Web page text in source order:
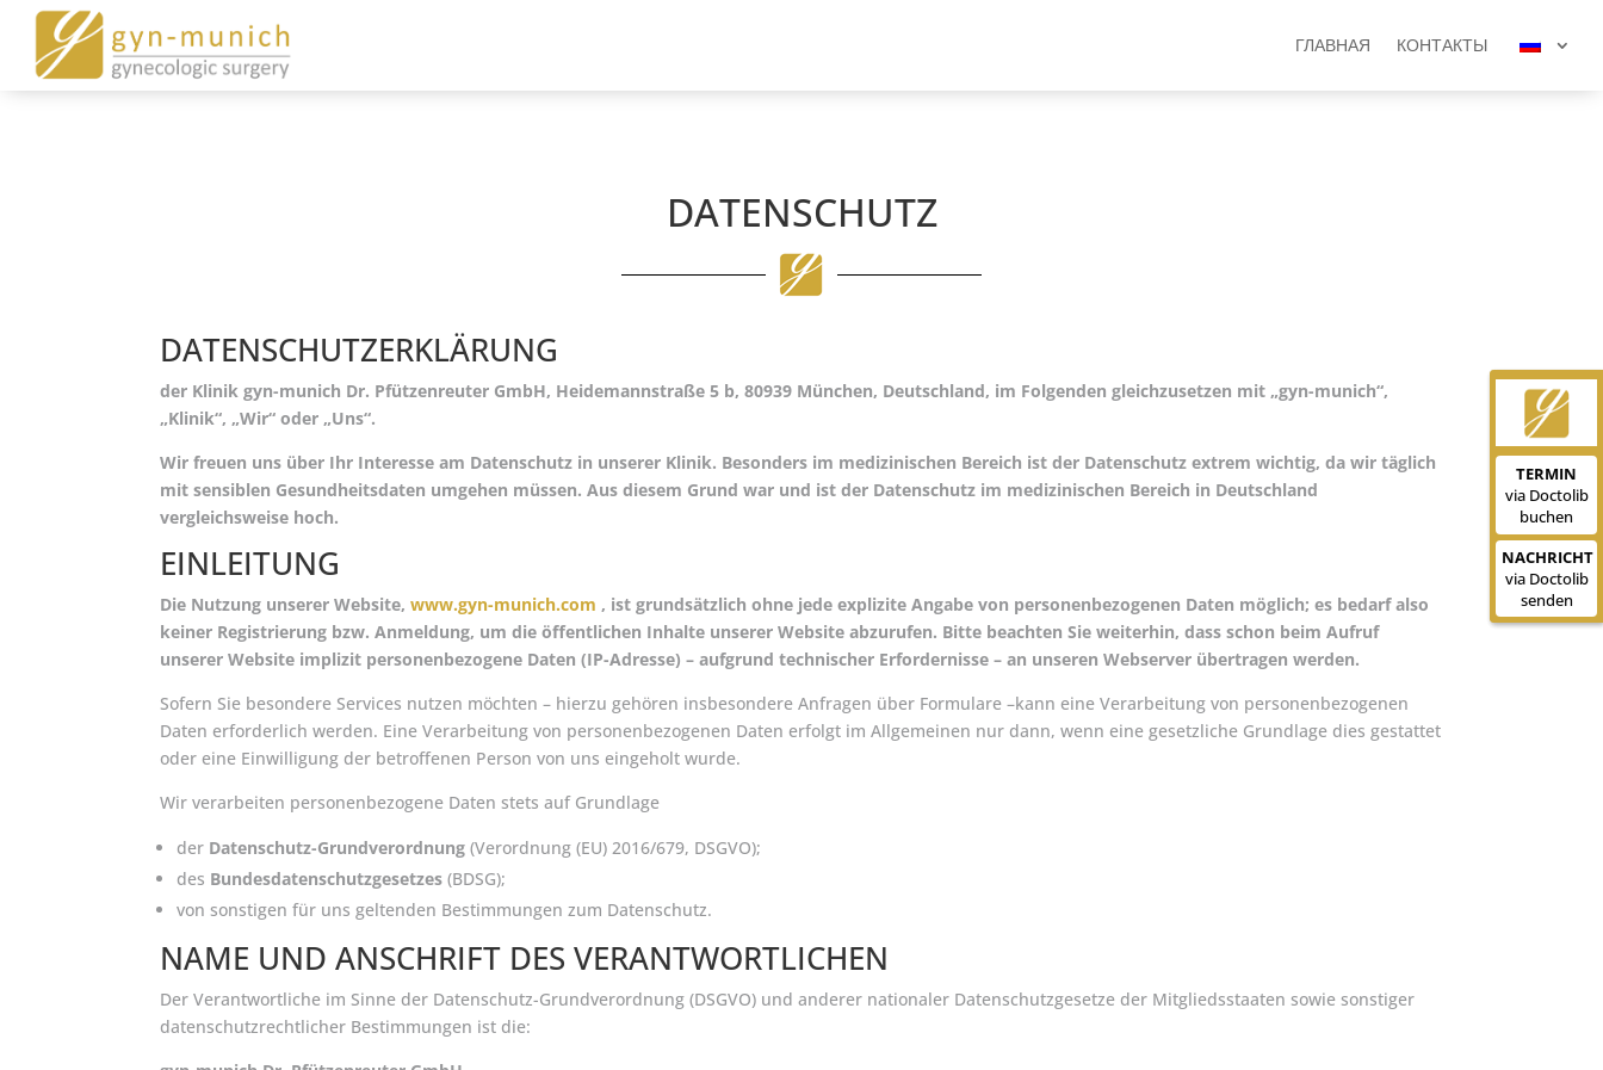
ГЛАВНАЯ КОНТАКТЫ
ГЛАВНАЯ КОНТАКТЫ
DATENSCHUTZ
DATENSCHUTZERKLÄRUNG
der Klinik gyn-munich Dr. Pfützenreuter GmbH, Heidemannstraße 5 b, 80939 München, Deutschland, im Folgenden gleichzusetzen mit „gyn-munich“,
„Klinik“, „Wir“ oder „Uns“.
Wir freuen uns über Ihr Interesse am Datenschutz in unserer Klinik. Besonders im medizinischen Bereich ist der Datenschutz extrem wichtig, da wir täglich
mit sensiblen Gesundheitsdaten umgehen müssen. Aus diesem Grund war und ist der Datenschutz im medizinischen Bereich in Deutschland
vergleichsweise hoch.
EINLEITUNG
Die Nutzung unserer Website,www.gyn-munich.com , ist grundsätzlich ohne jede explizite Angabe von personenbezogenen Daten möglich; es bedarf also
keiner Registrierung bzw. Anmeldung, um die öffentlichen Inhalte unserer Website abzurufen. Bitte beachten Sie weiterhin, dass schon beim Aufruf
unserer Website implizit personenbezogene Daten (IP-Adresse) – aufgrund technischer Erfordernisse – an unseren Webserver übertragen werden.
Sofern Sie besondere Services nutzen möchten – hierzu gehören insbesondere Anfragen über Formulare –kann eine Verarbeitung von personenbezogenen
Daten erforderlich werden. Eine Verarbeitung von personenbezogenen Daten erfolgt im Allgemeinen nur dann, wenn eine gesetzliche Grundlage dies gestattet
oder eine Einwilligung der betroffenen Person von uns eingeholt wurde.
Wir verarbeiten personenbezogene Daten stets auf Grundlage
der Datenschutz-Grundverordnung (Verordnung (EU) 2016/679, DSGVO);
des Bundesdatenschutzgesetzes (BDSG);
von sonstigen für uns geltenden Bestimmungen zum Datenschutz.
NAME UND ANSCHRIFT DES VERANTWORTLICHEN
Der Verantwortliche im Sinne der Datenschutz-Grundverordnung (DSGVO) und anderer nationaler Datenschutzgesetze der Mitgliedsstaaten sowie sonstiger
datenschutzrechtlicher Bestimmungen ist die:
TERMIN
via Doctolib
buchen
NACHRICHT
via Doctolib
senden
TERMIN
via Doctolib
buchen
NACHRICHT
via Doctolib
senden